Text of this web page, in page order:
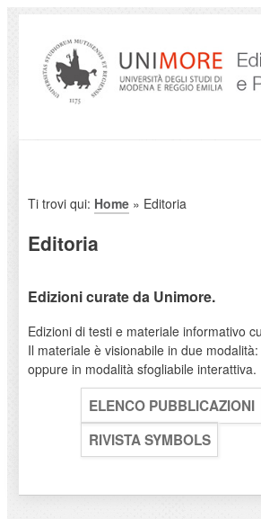
Ti trovi qui: Home» Editoria
Editoria
Edizioni curate da Unimore.
Edizioni di testi e materiale informativo
Il materiale è visionabile in due
oppure in modalità sfogliabile interattiva.
ELENCO PUBBLICAZIONI
RIVISTA SYMBOLS